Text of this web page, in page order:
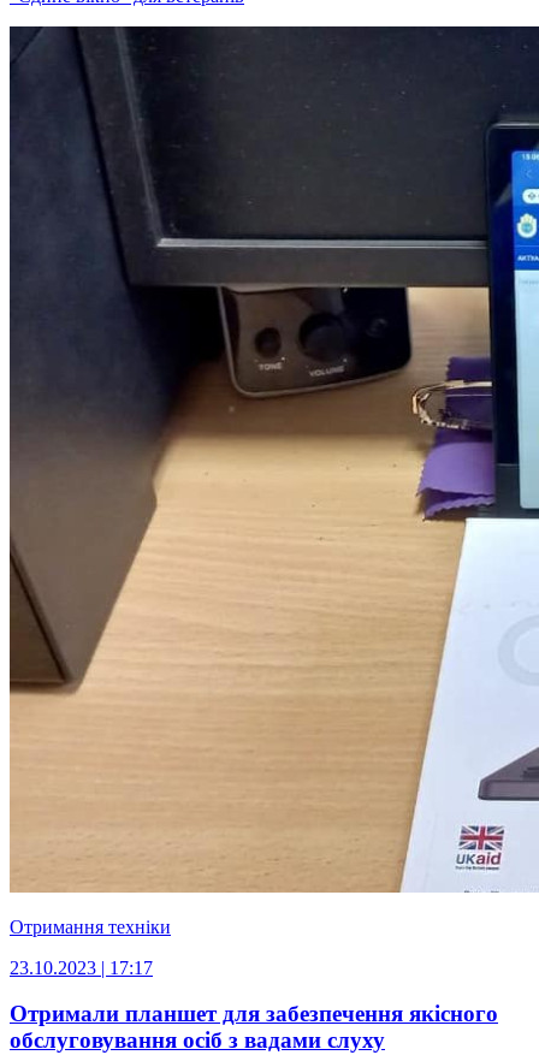
Отримання техніки
23.10.2023 | 17:17
Отримали планшет для забезпечення якісного
обслуговування осіб з вадами слуху